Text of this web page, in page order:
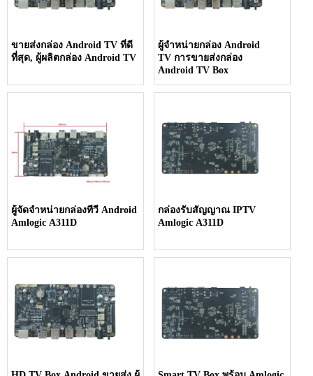
ขายส่งกล่อง Android TV ที่ดี
ที่สุด, ผู้ผลิตกล่อง Android TV
ผู้จำหน่ายกล่อง Android
TV การขายส่งกล่อง
Android TV Box
ผู้จัดจำหน่ายกล่องทีวี Android
Amlogic A311D
กล่องรับสัญญาณ IPTV
Amlogic A311D